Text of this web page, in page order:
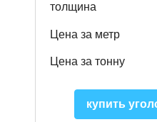
толщина
Цена за метр
Цена за тонну
купить